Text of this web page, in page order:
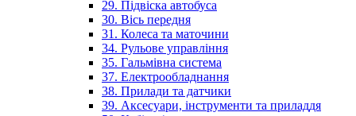
29. Підвіска автобуса
30. Вісь передня
31. Колеса та маточини
34. Рульове управління
35. Гальмівна система
37. Електрообладнання
38. Прилади та датчики
39. Аксесуари, інструменти та приладдя